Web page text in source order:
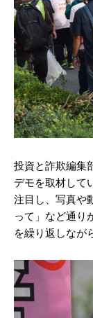
投資と詐欺編集
デモを取材して
注目し、写真や
って」など通り
を繰り返しなが